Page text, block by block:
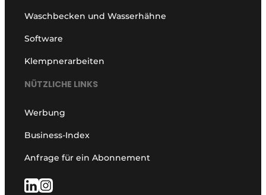
Waschbecken und Wasserhähne
Software
Klempnerarbeiten
NÜTZLICHE LINKS
Werbung
Business-Index
Anfrage für ein Abonnement